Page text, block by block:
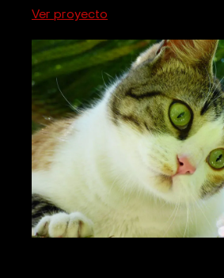
Ver proyecto